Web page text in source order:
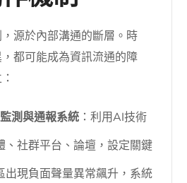
源於內部溝通的斷層。時
都可能成為資訊流通的障
測與通報系統 ：利用AI技術
、社群平台、論壇，設定關鍵
出現負面聲量異常飆升，系統